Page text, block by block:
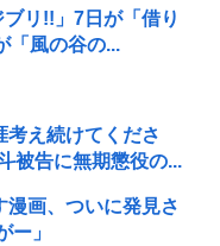
リ!!」7日が「借り
「風の谷の...
考え続けてくださ
被告に無期懲役の...
画、ついに発見さ
ー」